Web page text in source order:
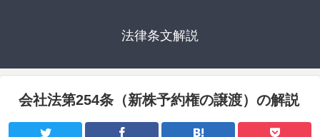
法律条文解説
会社法第254条（新株予約権の譲渡）の解説